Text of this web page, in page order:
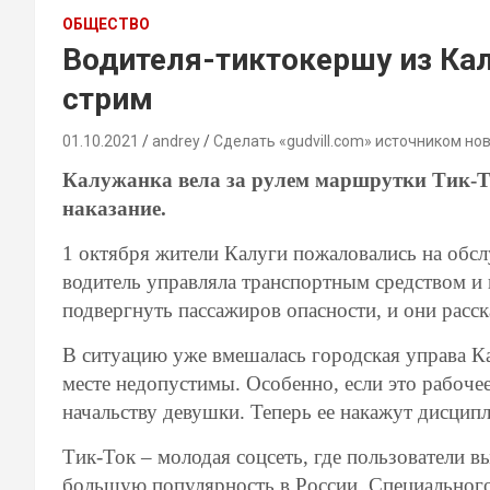
ОБЩЕСТВО
Водителя-тиктокершу из
стрим
01.10.2021 andrey Сделать «gudvill.com» источником
Калужанка вела за рулем маршрутки Тик-
наказание.
1 октября жители Калуги пожаловались на
водитель управляла транспортным средством
подвергнуть пассажиров опасности, и они
В ситуацию уже вмешалась городская управа
месте недопустимы. Особенно, если это
начальству девушки. Теперь ее накажут
Тик-Ток – молодая соцсеть, где
большую популярность в России.